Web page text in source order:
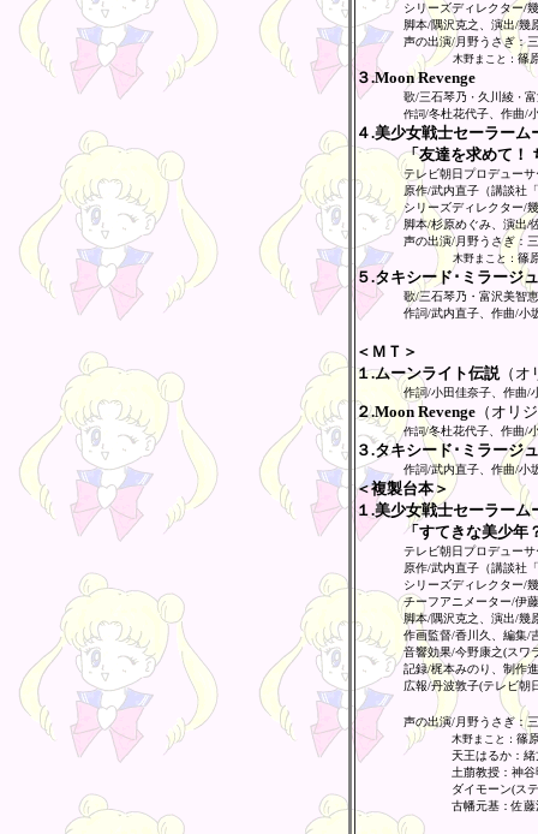
シリーズディレクター/
脚本/隅沢克之、演出/幾
声の出演/月野うさぎ：
木野まこと： 篠
３.Moon Revenge
歌/三石琴乃 ・ 久川綾 ・
作詞/冬杜花代子、作曲/
４.美少女戦士セーラー
「友達を求めて！
テレビ朝日プロデュー
原作/武内直子（講談社
シリーズディレクター/
脚本/杉原めぐみ、演出/
声の出演/月野うさぎ：
木野まこと： 篠
５.タキシード･ミラージュ
歌/三石琴乃・富沢美智
作詞/武内直子、作曲/小
＜ＭＴ＞
１.ムーンライト伝説（オ
作詞/小田佳奈子、作曲/
２.Moon Revenge （オリ
作詞/冬杜花代子、作曲/
３.タキシード･ミラージュ
作詞/武内直子、作曲/小
＜複製台本＞
１.美少女戦士セーラー
「すてきな美少年
テレビ朝日プロデュー
原作/武内直子（講談社
シリーズディレクター/
チーフアニメーター/伊
脚本/隅沢克之、演出/幾
作画監督/香川久、編集/
音響効果/今野康之(スワ
記録/梶本みのり、制作
広報/丹波敦子(テレビ朝
声の出演/月野うさぎ：
木野まこと： 篠
天王はるか：
土萠教授：神
ダイモーン(ス
古幡元基：佐